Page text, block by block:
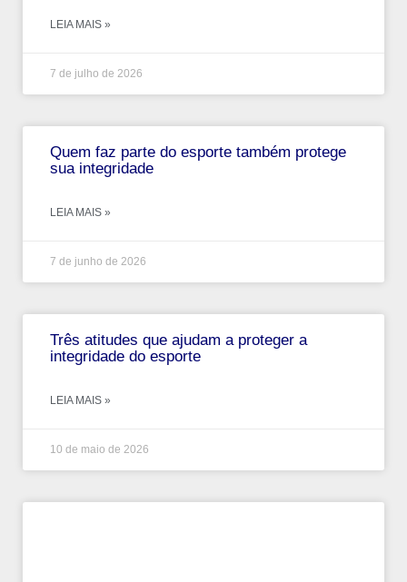
LEIA MAIS »
7 de julho de 2026
Quem faz parte do esporte também protege
sua integridade
LEIA MAIS »
7 de junho de 2026
Três atitudes que ajudam a proteger a
integridade do esporte
LEIA MAIS »
10 de maio de 2026